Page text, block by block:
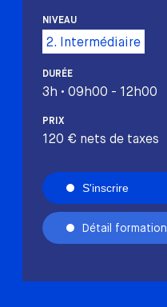
NIVEAU
2. Intermédiaire
DURÉE
3h • 09h00 - 12h00
PRIX
120 € nets de taxes
S'inscrire
Détail formation